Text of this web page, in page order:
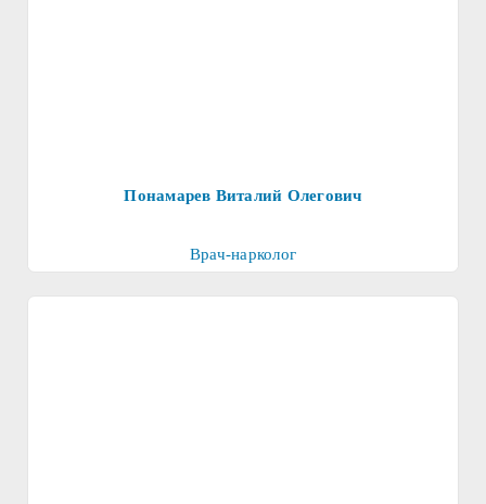
Понамарев Виталий Олегович
Врач-нарколог